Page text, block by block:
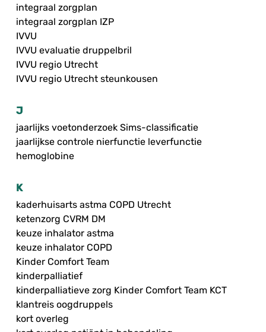
integraal zorgplan
integraal zorgplan IZP
IVVU
IVVU evaluatie druppelbril
IVVU regio Utrecht
IVVU regio Utrecht steunkousen
J
jaarlijks voetonderzoek Sims-classificatie
jaarlijkse controle nierfunctie leverfunctie
hemoglobine
K
kaderhuisarts astma COPD Utrecht
ketenzorg CVRM DM
keuze inhalator astma
keuze inhalator COPD
Kinder Comfort Team
kinderpalliatief
kinderpalliatieve zorg Kinder Comfort Team KCT
klantreis oogdruppels
kort overleg